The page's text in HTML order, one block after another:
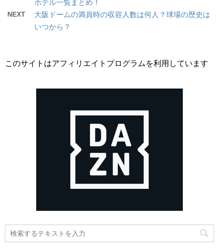
ホテル一覧まとめ！
NEXT
大阪ドームの満員時の収容人数は何人？球場の歴史は
いつから？
このサイトはアフィリエイトプログラムを利用しています